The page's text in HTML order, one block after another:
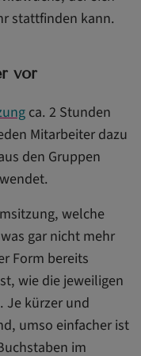
stattfinden kann.
vor
ca. 2 Stunden
Mitarbeiter dazu
den Gruppen
welche
gar nicht mehr
Form bereits
wie die jeweiligen
Je kürzer und
umso einfacher ist
im